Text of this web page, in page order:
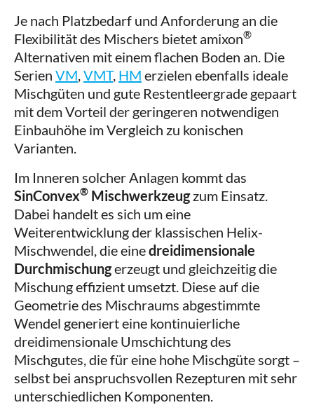
Je nach Platzbedarf und Anforderung an die
Flexibilität des Mischers bietet amixon®
Alternativen mit einem flachen Boden an. Die
Serien VM,VMT, HM erzielen ebenfalls ideale
Mischgüten und gute Restentleergrade gepaart
mit dem Vorteil der geringeren notwendigen
Einbauhöhe im Vergleich zu konischen
Varianten.
Im Inneren solcher Anlagen kommt das
SinConvex® Mischwerkzeugzum Einsatz.
Dabei handelt es sich um eine
Weiterentwicklung der klassischen Helix-
Mischwendel, die einedreidimensionale
Durchmischungerzeugt und gleichzeitig die
Mischung effizient umsetzt. Diese auf die
Geometrie des Mischraums abgestimmte
Wendel generiert eine kontinuierliche
dreidimensionale Umschichtung des
Mischgutes, die für eine hohe Mischgüte sorgt –
selbst bei anspruchsvollen Rezepturen mit sehr
unterschiedlichen Komponenten.